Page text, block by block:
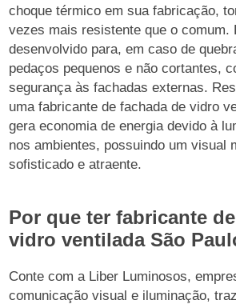
choque térmico em sua fabricação,
vezes mais resistente que o comum.
desenvolvido para, em caso de
pedaços pequenos e não cortantes,
segurança às fachadas externas.
uma fabricante de fachada de vidro
gera economia de energia devido à
nos ambientes, possuindo um visual
sofisticado e atraente.
Por que ter fabricante
vidro ventilada São
Conte com a Liber Luminosos,
comunicação visual e iluminação,